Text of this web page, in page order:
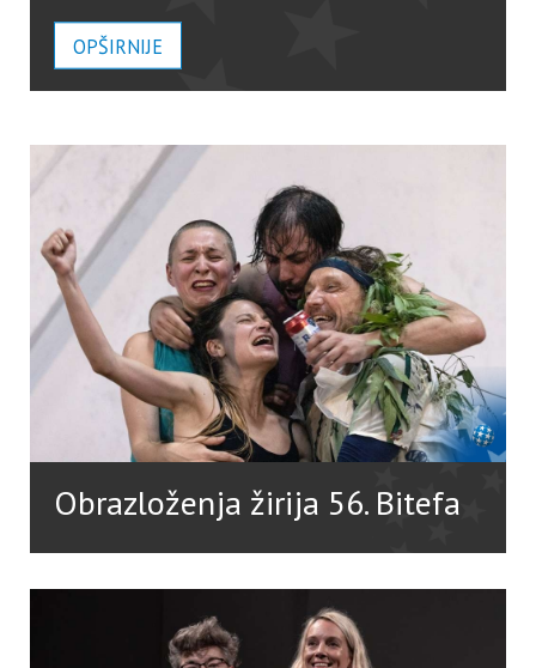
OPŠIRNIJE
Obrazloženja žirija 56. Bitefa